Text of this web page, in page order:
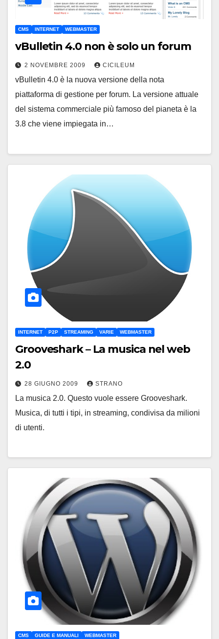
CMS INTERNET WEBMASTER
vBulletin 4.0 non è solo un forum
2 NOVEMBRE 2009 CICILEUM
vBulletin 4.0 è la nuova versione della nota
piattaforma di gestione per forum. La versione attuale
del sistema commerciale più famoso del pianeta è la
3.8 che viene impiegata in…
INTERNET P2P STREAMING VARIE WEBMASTER
Grooveshark – La musica nel web
2.0
28 GIUGNO 2009 STRANO
La musica 2.0. Questo vuole essere Grooveshark.
Musica, di tutti i tipi, in streaming, condivisa da milioni
di utenti.
CMS GUIDE E MANUALI WEBMASTER